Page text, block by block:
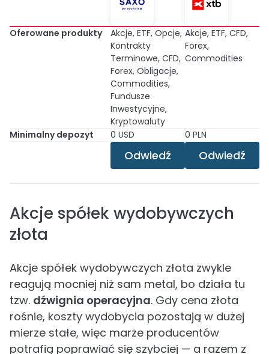
Oferowane produkty
Akcje, ETF, Opcje,
Kontrakty
Terminowe, CFD,
Forex, Obligacje,
Commodities,
Fundusze
Inwestycyjne,
Kryptowaluty
Akcje, ETF, CFD,
Forex,
Commodities
Minimalny depozyt 0 USD 0 PLN
Odwiedź Odwiedź
Akcje spółek wydobywczych
złota
Akcje spółek wydobywczych złota zwykle
reagują mocniej niż sam metal, bo działa tu
tzw. dźwignia operacyjna. Gdy cena złota
rośnie, koszty wydobycia pozostają w dużej
mierze stałe, więc marże producentów
potrafią poprawiać się szybciej — a razem z